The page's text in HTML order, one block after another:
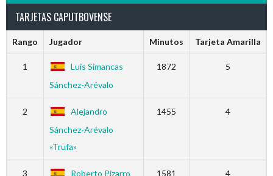
TARJETAS CAPUTBOVENSE
Rango Jugador Minutos Tarjeta Amarilla
1
Luis Simancas
Sánchez-Arévalo
1872 5
2
Alejandro
Sánchez-Arévalo
«Trufa»
1455 4
3 Roberto Pizarro 1581 4